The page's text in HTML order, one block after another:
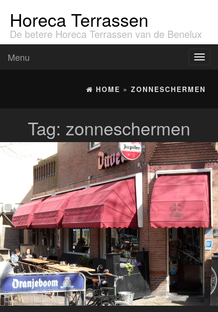
Horeca Terrassen
De betere Horeca Terrassen van de Benelux
Menu
HOME » ZONNESCHERMEN
Tag: zonneschermen